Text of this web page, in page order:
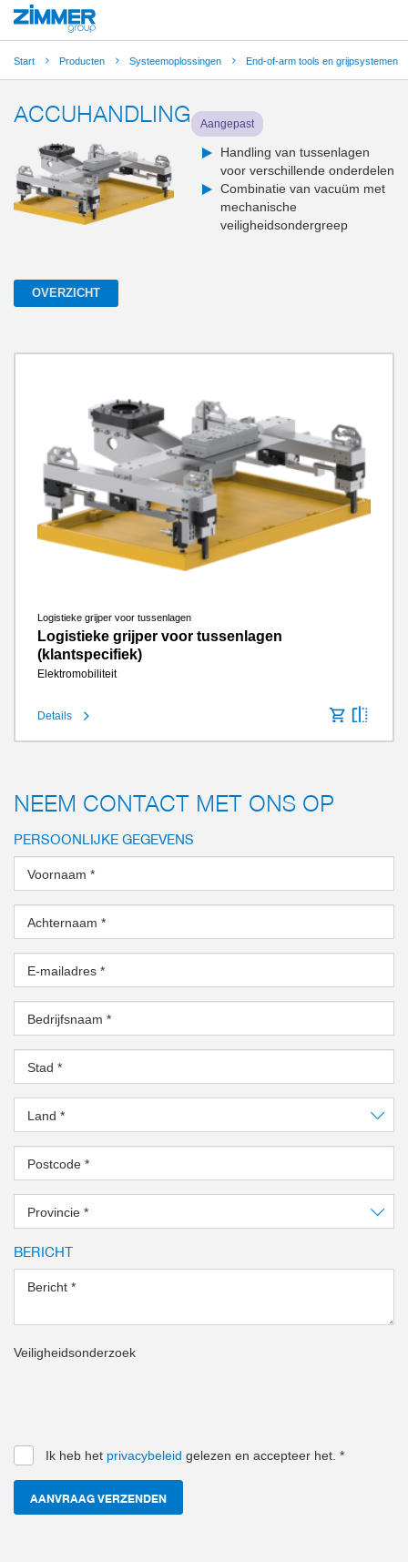
Start Producten Systeemoplossingen End-of-arm tools en grijpsystemen
ACCUHANDLING Aangepast
Handling van tussenlagen
voor verschillende onderdelen
Combinatie van vacuüm met
mechanische
veiligheidsondergreep
OVERZICHT
Logistieke grijper voor tussenlagen
Logistieke grijper voor tussenlagen
(klantspecifiek)
Elektromobiliteit
Details
NEEM CONTACT MET ONS OP
PERSOONLIJKE GEGEVENS
Voornaam *
Achternaam *
E-mailadres *
Bedrijfsnaam *
Stad *
Land *
Postcode *
Provincie *
BERICHT
Bericht *
Veiligheidsonderzoek
Ik heb het privacybeleid gelezen en accepteer het. *
AANVRAAG VERZENDEN